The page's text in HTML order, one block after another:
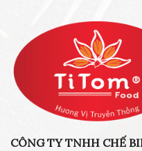
CÔNG TY TNHH CHẾ